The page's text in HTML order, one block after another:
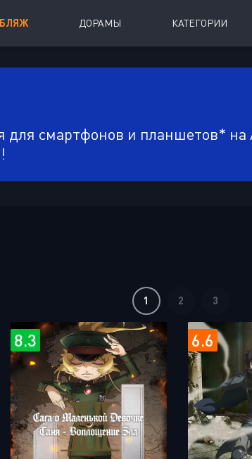
ДОРАМЫ КАТЕГОРИИ
Мультфильмы
для смартфонов и планшетов* на
1 2 3
8.3 6.6